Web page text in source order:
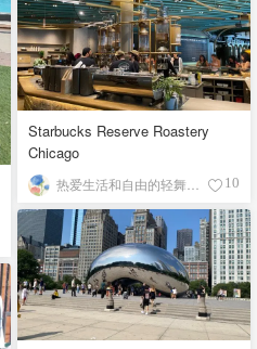
Starbucks Reserve Roastery
Chicago
10